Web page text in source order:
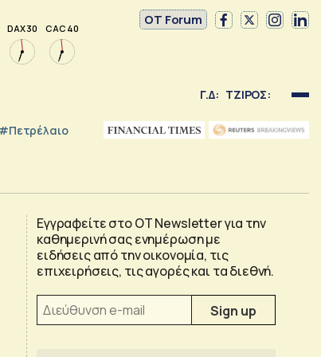
DAX 30 CAC 40
OT Forum
Γ.Δ: ΤΖΙΡΟΣ:
#Πετρέλαιο
Εγγραφείτε στο OT Newsletter για την
καθημερινή σας ενημέρωση με
ειδήσεις από την οικονομία, τις
επιχειρήσεις, τις αγορές και τα διεθνή.